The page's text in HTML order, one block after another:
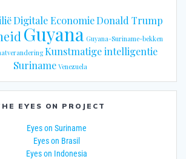
Digitale EconomieDonald Trump
Guyana Guyana-Suriname-bekken
Kunstmatige intelligentie
Suriname Venezuela
EYES ON PROJECT
Eyes on Suriname
Eyes on Brasil
Eyes on Indonesia